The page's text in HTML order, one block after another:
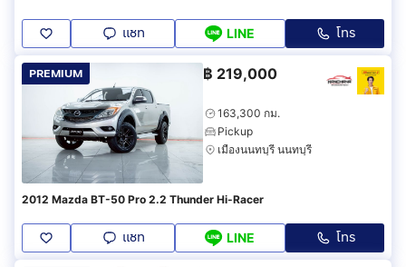
แชท LINE โทร
PREMIUM ฿ 219,000
163,300 กม.
Pickup
เมืองนนทบุรี นนทบุรี
2012 Mazda BT-50 Pro 2.2 Thunder Hi-Racer
แชท LINE โทร